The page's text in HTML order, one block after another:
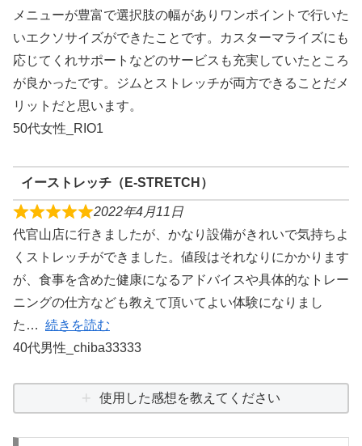
メニューが豊富で選択肢の幅がありワンポイントで行いた
いエクソサイズができたことです。カスターマライズにも
応じてくれサポートなどのサービスも充実していたところ
が良かったです。ジムとストレッチが両方できることだメ
リットだと思います。
50代女性_RIO1
イーストレッチ（E-STRETCH）
2022年4月11日
代官山店に行きましたが、かなり設備がきれいで気持ちよ
くストレッチができました。値段はそれなりにかかります
が、食事を含めた健康になるアドバイスや具体的なトレー
ニングの仕方なども教えて頂いてよい体験になりまし
た
続きを読む
40代男性_chiba33333
使用した感想を教えてください